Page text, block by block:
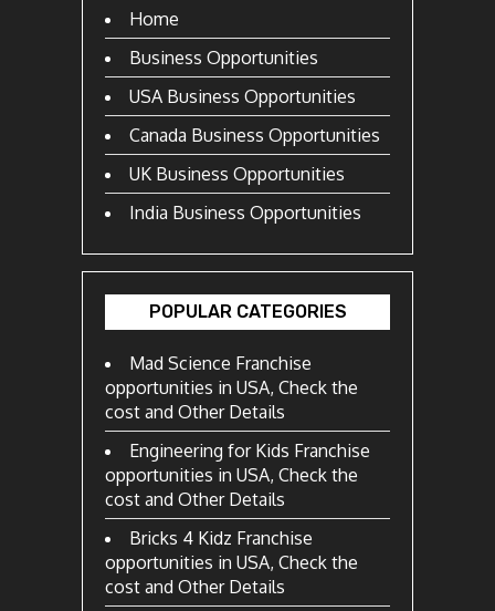
Home
Business Opportunities
USA Business Opportunities
Canada Business Opportunities
UK Business Opportunities
India Business Opportunities
POPULAR CATEGORIES
Mad Science Franchise
opportunities in USA, Check the
cost and Other Details
Engineering for Kids Franchise
opportunities in USA, Check the
cost and Other Details
Bricks 4 Kidz Franchise
opportunities in USA, Check the
cost and Other Details